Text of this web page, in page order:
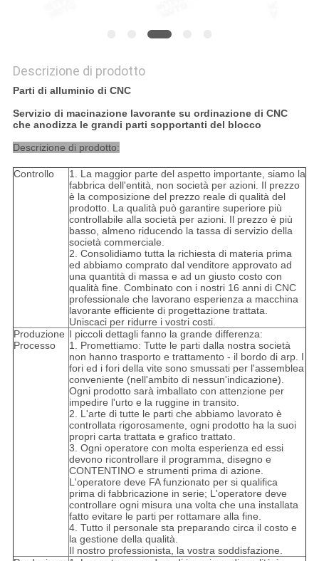
Descrizione di prodotto
Parti di alluminio di CNC
Servizio di macinazione lavorante su ordinazione di CNC
che anodizza le grandi parti sopportanti del blocco
Descrizione di prodotto:
Controllo
1. La maggior parte del aspetto importante, siamo la
fabbrica dell'entità, non società per azioni. Il prezzo
è la composizione del prezzo reale di qualità del
prodotto. La qualità può garantire superiore più
controllabile alla società per azioni. Il prezzo è più
basso, almeno riducendo la tassa di servizio della
società commerciale.
2. Consolidiamo tutta la richiesta di materia prima
ed abbiamo comprato dal venditore approvato ad
una quantità di massa e ad un giusto costo con
qualità fine. Combinato con i nostri 16 anni di CNC
professionale che lavorano esperienza a macchina
lavorante efficiente di progettazione trattata.
Uniscaci per ridurre i vostri costi.
Produzione
Processo
I piccoli dettagli fanno la grande differenza:
1. Promettiamo: Tutte le parti dalla nostra società
non hanno trasporto e trattamento - il bordo di arp. I
fori ed i fori della vite sono smussati per l'assemblea
conveniente (nell'ambito di nessun'indicazione).
Ogni prodotto sarà imballato con attenzione per
impedire l'urto e la ruggine in transito.
2. L'arte di tutte le parti che abbiamo lavorato è
controllata rigorosamente, ogni prodotto ha la suoi
propri carta trattata e grafico trattato.
3. Ogni operatore con molta esperienza ed essi
devono ricontrollare il programma, disegno e
CONTENTINO e strumenti prima di azione.
L'operatore deve FA funzionato per si qualifica
prima di fabbricazione in serie; L'operatore deve
controllare ogni misura una volta che una installata
fatto evitare le parti per rottamare alla fine.
4. Tutto il personale sta preparando circa il costo e
la gestione della qualità.
Il nostro professionista, la vostra soddisfazione.